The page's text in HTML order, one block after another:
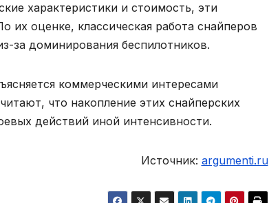
характеристики и стоимость, эти
их оценке, классическая работа снайперов
за доминирования беспилотников.
коммерческими интересами
что накопление этих снайперских
действий иной интенсивности.
Источник: argumenti.ru